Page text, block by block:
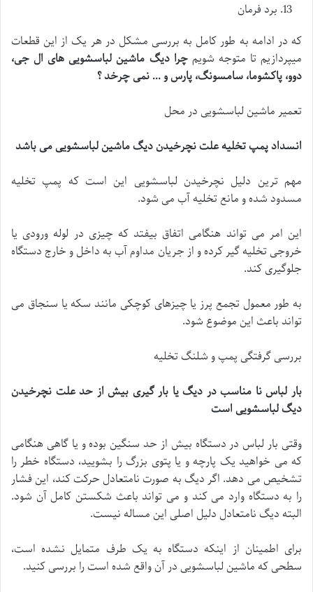
برد فرمان
که در ادامه به طور کامل به بررسی مشکل در هر یک از این قطعات
میپردازیم تا متوجه شویمچرا دیگ ماشین لباسشویی های ال جی،
دوو، پاکشوما، سامسونگ، پارس و … نمی چرخد ؟
تعمیر ماشین لباسشویی در محل
انسداد پمپ تخلیه علت نچرخیدن دیگ ماشین لباسشویی می باشد
مهم ترین دلیل نچرخیدن لباسشویی این است که پمپ تخلیه
مسدود شده و مانع تخلیه آب می شود.
این امر می تواند هنگامی اتفاق بیفتد که چیزی در لوله ورودی یا
خروجی تخلیه گیر کرده و از جریان مداوم آب به داخل و خارج دستگاه
جلوگیری کند.
به طور معمول تجمع پرز یا چیزهای کوچکی مانند سکه یا سنجاق می
تواند باعث این موضوع شود.
بررسی گرفتگی پمپ و شلنگ تخلیه
بار لباس نا مناسب در دیگ یا بار گیری بیش از حد علت نچرخیدن
دیگ لباسشویی است
وقتی بار لباس در دستگاه بیش از حد سنگین بوده و یا گاهی هنگامی
که می خواهید یک پارچه و یا پتوی بزرگ را بشویید، دستگاه خطر را
تشخیص می دهد. اگر دیگ به صورت نامتعادل حرکت کند، این فشار
را به دستگاه وارد می کند و می تواند باعث شکستن کامل آن شود.
البته دیگ نامتعادل دلیل اصلی این مساله نیست.
برای اطمینان از اینکه دستگاه به یک طرف متمایل نشده است،
سطحی که ماشین لباسشویی در آن واقع شده است را بررسی کنید.